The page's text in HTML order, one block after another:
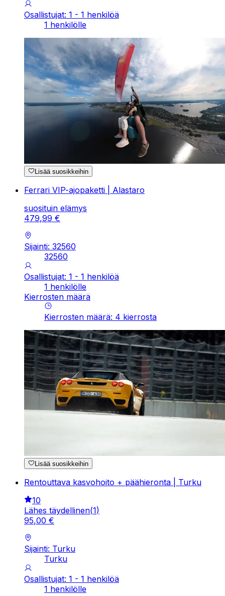
Osallistujat: 1 - 1 henkilöä
1 henkilölle
Lisää suosikkeihin
Ferrari VIP-ajopaketti | Alastaro
suosituin elämys
479,99 €
Sijainti: 32560
32560
Osallistujat: 1 - 1 henkilöä
1 henkilölle
Kierrosten määrä
Kierrosten määrä: 4 kierrosta
Lisää suosikkeihin
Rentouttava kasvohoito + päähieronta | Turku
10
Lähes täydellinen(1)
95,00 €
Sijainti: Turku
Turku
Osallistujat: 1 - 1 henkilöä
1 henkilölle